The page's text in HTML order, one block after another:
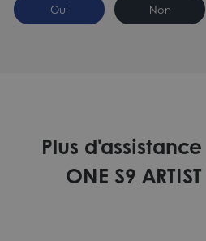
Oui Non
Plus
ONE S9